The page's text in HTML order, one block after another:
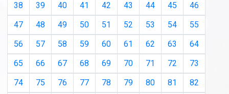
38
39 40 41 42 43 44 45
46
47
48 49 50 51 52 53 54
55
56
57 58 59 60 61 62 63
64
65
66 67 68 69 70 71 72
73
74
75 76 77 78 79 80 81
82